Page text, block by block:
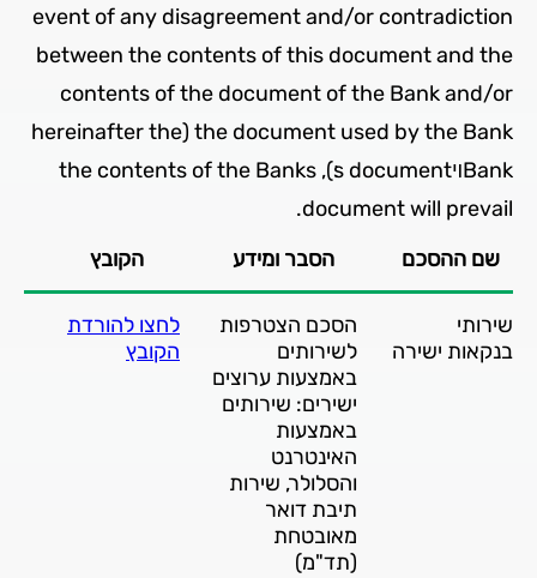
event of any disagreement and/or contradiction
between the contents of this document and the
contents of the document of the Bank and/or
the document used by the Bank (hereinafter the
Bankױs document׃), the contents of the Banks
document will prevail.
שם ההסכם
הסבר ומידע הקובץ
שירותי
בנקאות ישירה
הסכם הצטרפות
לשירותים
באמצעות ערוצים
ישירים: שירותים
באמצעות
האינטרנט
והסלולר, שירות
תיבת דואר
מאובטחת
(תד"מ)
לחצו להורדת
הקובץ